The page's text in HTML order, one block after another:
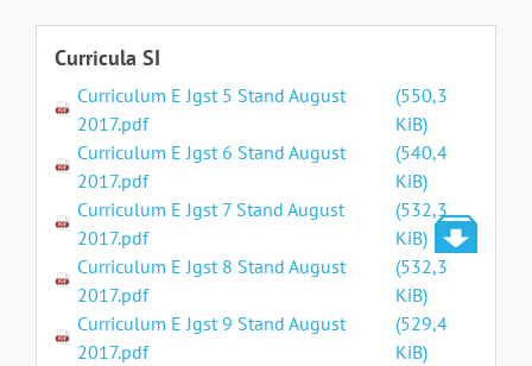
Curricula SI
Curriculum E Jgst 5 Stand August
2017.pdf
(550,3
KiB)
Curriculum E Jgst 6 Stand August
2017.pdf
(540,4
KiB)
Curriculum E Jgst 7 Stand August
2017.pdf
(532,3
KiB)
Curriculum E Jgst 8 Stand August
2017.pdf
(532,3
KiB)
Curriculum E Jgst 9 Stand August
2017.pdf
(529,4
KiB)